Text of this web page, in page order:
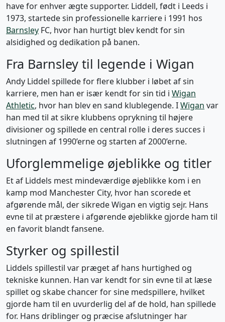
have for enhver ægte supporter. Liddell, født i Leeds i
1973, startede sin professionelle karriere i 1991 hos
Barnsley FC, hvor han hurtigt blev kendt for sin
alsidighed og dedikation på banen.
Fra Barnsley til legende i Wigan
Andy Liddel spillede for flere klubber i løbet af sin
karriere, men han er især kendt for sin tid i Wigan
Athletic, hvor han blev en sand klublegende. IWigan var
han med til at sikre klubbens oprykning til højere
divisioner og spillede en central rolle i deres succes i
slutningen af 1990’erne og starten af 2000’erne.
Uforglemmelige øjeblikke og titler
Et af Liddels mest mindeværdige øjeblikke kom i en
kamp mod Manchester City, hvor han scorede et
afgørende mål, der sikrede Wigan en vigtig sejr. Hans
evne til at præstere i afgørende øjeblikke gjorde ham til
en favorit blandt fansene.
Styrker og spillestil
Liddels spillestil var præget af hans hurtighed og
tekniske kunnen. Han var kendt for sin evne til at læse
spillet og skabe chancer for sine medspillere, hvilket
gjorde ham til en uvurderlig del af de hold, han spillede
for. Hans driblinger og præcise afslutninger har